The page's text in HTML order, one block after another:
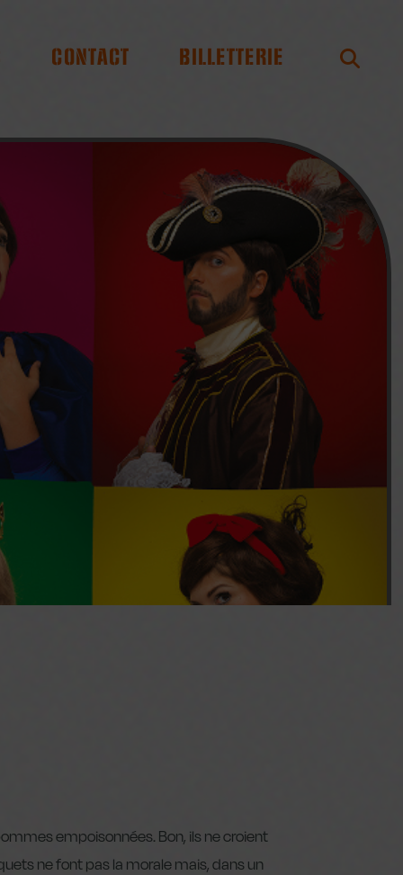
CONTACT BILLETTERIE
empoisonnées. Bon, ils ne croient
ne font pas la morale mais, dans un